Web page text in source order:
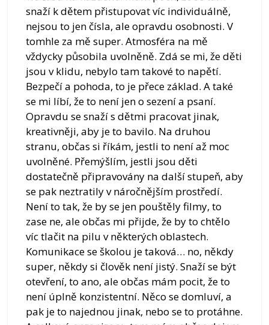
snaží k dětem přistupovat víc individuálně,
nejsou to jen čísla, ale opravdu osobnosti. V
tomhle za mě super. Atmosféra na mě
vždycky působila uvolněně. Zdá se mi, že děti
jsou v klidu, nebylo tam takové to napětí.
Bezpečí a pohoda, to je přece základ. A také
se mi líbí, že to není jen o sezení a psaní.
Opravdu se snaží s dětmi pracovat jinak,
kreativněji, aby je to bavilo. Na druhou
stranu, občas si říkám, jestli to není až moc
uvolněné. Přemýšlím, jestli jsou děti
dostatečně připravovány na další stupeň, aby
se pak neztratily v náročnějším prostředí.
Není to tak, že by se jen pouštěly filmy, to
zase ne, ale občas mi přijde, že by to chtělo
víc tlačit na pilu v některých oblastech.
Komunikace se školou je taková… no, někdy
super, někdy si člověk není jistý. Snaží se být
otevření, to ano, ale občas mám pocit, že to
není úplně konzistentní. Něco se domluví, a
pak je to najednou jinak, nebo se to protáhne.